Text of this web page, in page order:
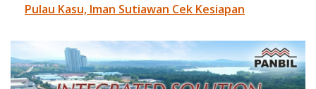
Pulau Kasu, Iman Sutiawan Cek Kesiapan